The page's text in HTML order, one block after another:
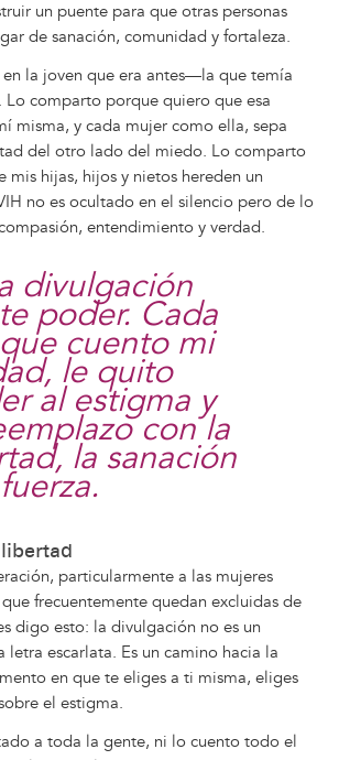
un puente para que otras personas
de sanación, comunidad y fortaleza.
la joven que era antes—la que temía
comparto porque quiero que esa
misma, y cada mujer como ella, sepa
del otro lado del miedo. Lo comparto
mis hijas, hijos y nietos hereden un
no es ocultado en el silencio pero de lo
entendimiento y verdad.
divulgación
poder. Cada
cuento mi
le quito
al estigma y
con la
la sanación
particularmente a las mujeres
frecuentemente quedan excluidas de
digo esto: la divulgación no es un
letra escarlata. Es un camino hacia la
en que te eliges a ti misma, eliges
el estigma.
a toda la gente, ni lo cuento todo el